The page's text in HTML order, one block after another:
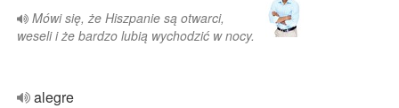
Mówi się, że Hiszpanie są otwarci,
weseli i że bardzo lubią wychodzić w nocy.
alegre